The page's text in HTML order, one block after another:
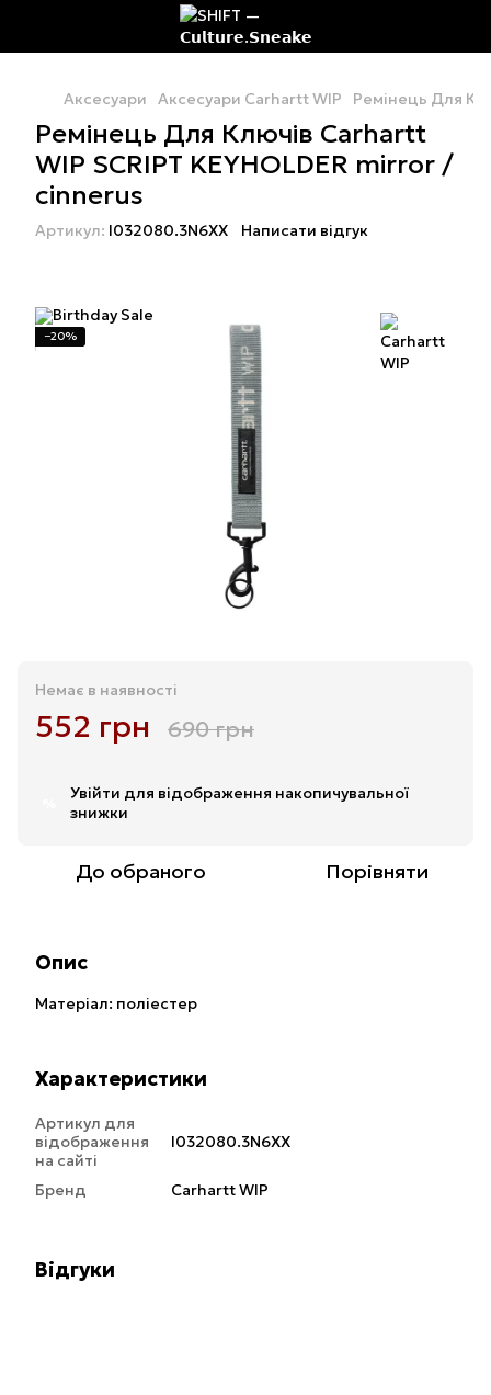
Аксесуари Аксесуари Carhartt WIP Ремінець Для
Ремінець Для Ключів Carhartt
WIP SCRIPT KEYHOLDER mirror /
cinnerus
Артикул: I032080.3N6XX Написати відгук
−20%
Немає в наявності
552 грн 690 грн
Увійти для відображення накопичувальної
знижки
До обраного Порівняти
Опис
Матеріал: поліестер
Характеристики
Артикул для
відображення
на сайті
I032080.3N6XX
Бренд Carhartt WIP
Відгуки